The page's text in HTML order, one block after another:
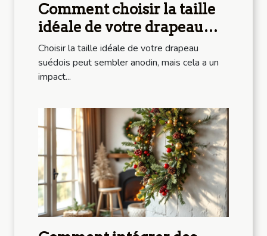
Comment choisir la taille
idéale de votre drapeau
suédois ?
Choisir la taille idéale de votre drapeau
suédois peut sembler anodin, mais cela a un
impact...